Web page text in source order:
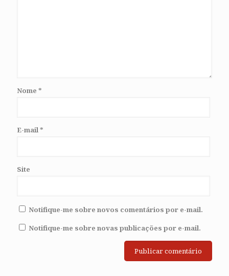
Nome *
E-mail *
Site
Notifique-me sobre novos comentários por e-mail.
Notifique-me sobre novas publicações por e-mail.